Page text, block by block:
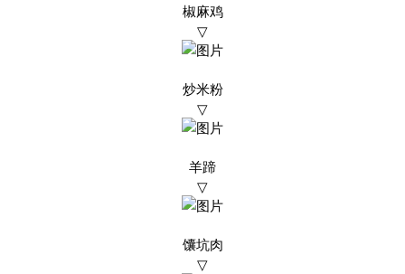
椒麻鸡
▽
炒米粉
▽
羊蹄
▽
馕坑肉
▽